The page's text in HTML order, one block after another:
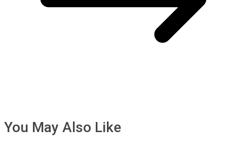
You May Also Like